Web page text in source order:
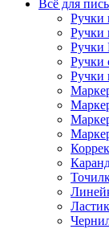
Всё для
Ручки
Ручки
Ручки
Ручки
Ручки
Ластик